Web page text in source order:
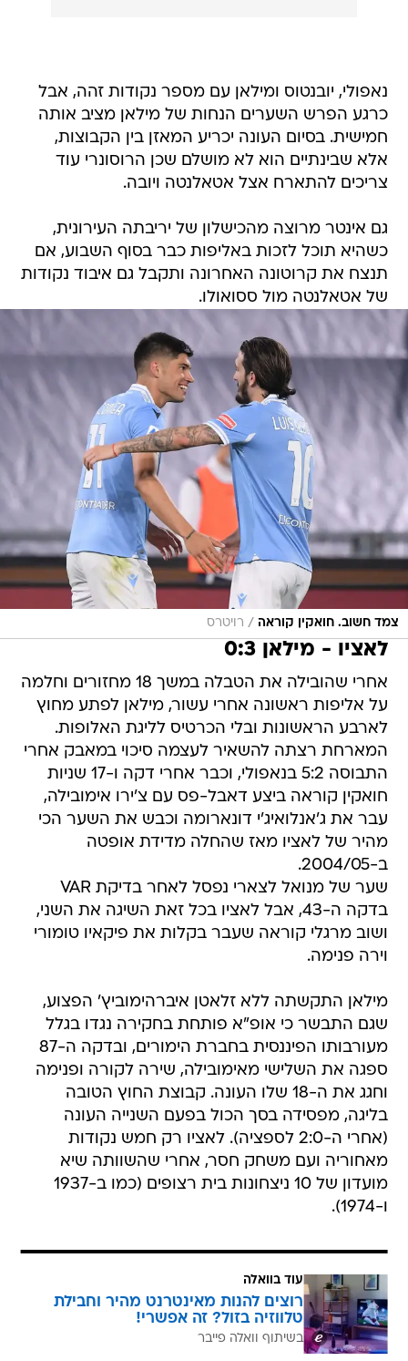
נאפולי, יובנטוס ומילאן עם מספר נקודות זהה, אבל
כרגע הפרש השערים הנחות של מילאן מציב אותה
חמישית. בסיום העונה יכריע המאזן בין הקבוצות,
אלא שבינתיים הוא לא מושלם שכן הרוסונרי עוד
צריכים להתארח אצל אטאלנטה ויובה.
גם אינטר מרוצה מהכישלון של יריבתה העירונית,
כשהיא תוכל לזכות באליפות כבר בסוף השבוע, אם
תנצח את קרוטונה האחרונה ותקבל גם איבוד נקודות
של אטאלנטה מול ססואולו.
צמד חשוב. חואקין קוראה / רויטרס
לאציו - מילאן 0:3
אחרי שהובילה את הטבלה במשך 18 מחזורים וחלמה
על אליפות ראשונה אחרי עשור, מילאן לפתע מחוץ
לארבע הראשונות ובלי הכרטיס לליגת האלופות.
המארחת רצתה להשאיר לעצמה סיכוי במאבק אחרי
התבוסה 5:2 בנאפולי, וכבר אחרי דקה ו-17 שניות
חואקין קוראה ביצע דאבל-פס עם צ'ירו אימובילה,
עבר את ג'אנלואיג'י דונארומה וכבש את השער הכי
מהיר של לאציו מאז שהחלה מדידת אופטה
ב-2004/05.
שער של מנואל לצארי נפסל לאחר בדיקת VAR
בדקה ה-43, אבל לאציו בכל זאת השיגה את השני,
ושוב מרגלי קוראה שעבר בקלות את פיקאיו טומורי
וירה פנימה.
מילאן התקשתה ללא זלאטן איברהימוביץ' הפצוע,
שגם התבשר כי אופ"א פותחת בחקירה נגדו בגלל
מעורבותו הפיננסית בחברת הימורים, ובדקה ה-87
ספגה את השלישי מאימובילה, שירה לקורה ופנימה
וחגג את ה-18 שלו העונה. קבוצת החוץ הטובה
בליגה, מפסידה בסך הכול בפעם השנייה העונה
(אחרי ה-2:0 לספציה). לאציו רק חמש נקודות
מאחוריה ועם משחק חסר, אחרי שהשוותה שיא
מועדון של 10 ניצחונות בית רצופים (כמו ב-1937
ו-1974).
עוד בוואלה
רוצים להנות מאינטרנט מהיר וחבילת
טלווזיה בזול? זה אפשרי!
בשיתוף וואלה פייבר